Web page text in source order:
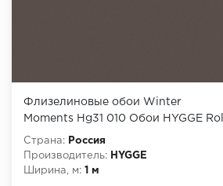
Флизелиновые обои Winter
Moments Hg31 010 Обои HYGGE Roll
(Winter Moments) (1*6) 10,05x1,00
флизелин
Страна:
Россия
Производитель:
HYGGE
Ширина, м:
1 м